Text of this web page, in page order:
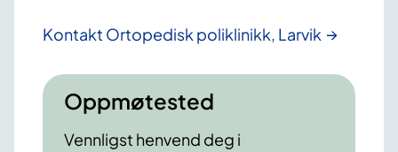
Kontakt Ortopedisk poliklinikk, Larvik
Oppmøtested
Vennligst henvend deg i